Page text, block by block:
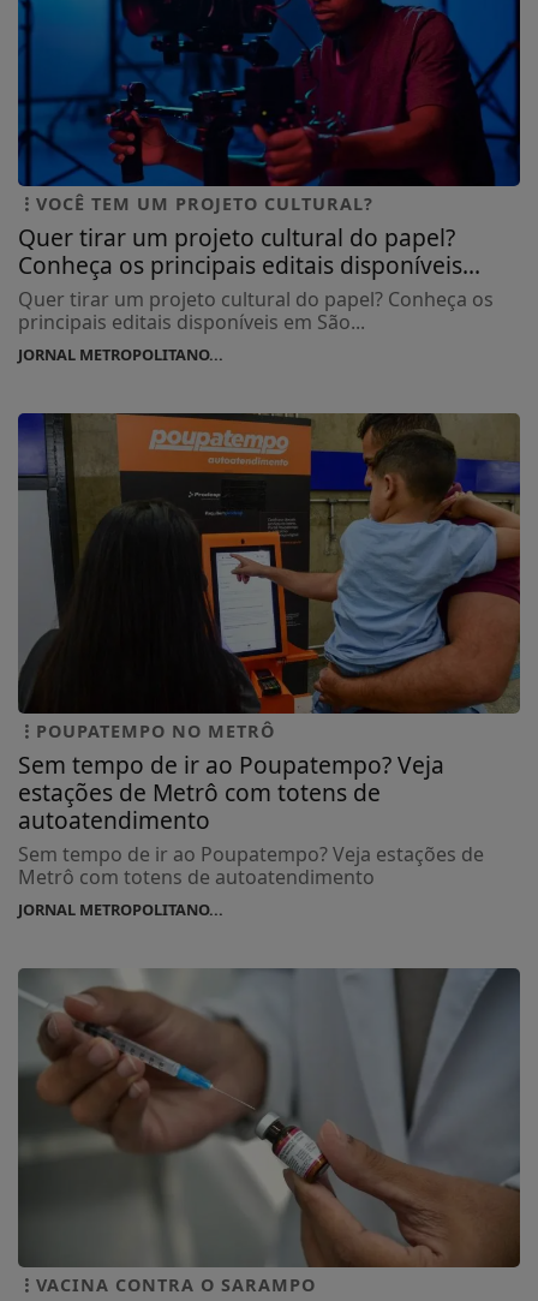
VOCÊ TEM UM PROJETO CULTURAL?
Quer tirar um projeto cultural do papel?
Conheça os principais editais disponíveis...
Quer tirar um projeto cultural do papel? Conheça os
principais editais disponíveis em São...
JORNAL METROPOLITANO...
POUPATEMPO NO METRÔ
Sem tempo de ir ao Poupatempo? Veja
estações de Metrô com totens de
autoatendimento
Sem tempo de ir ao Poupatempo? Veja estações de
Metrô com totens de autoatendimento
JORNAL METROPOLITANO...
VACINA CONTRA O SARAMPO